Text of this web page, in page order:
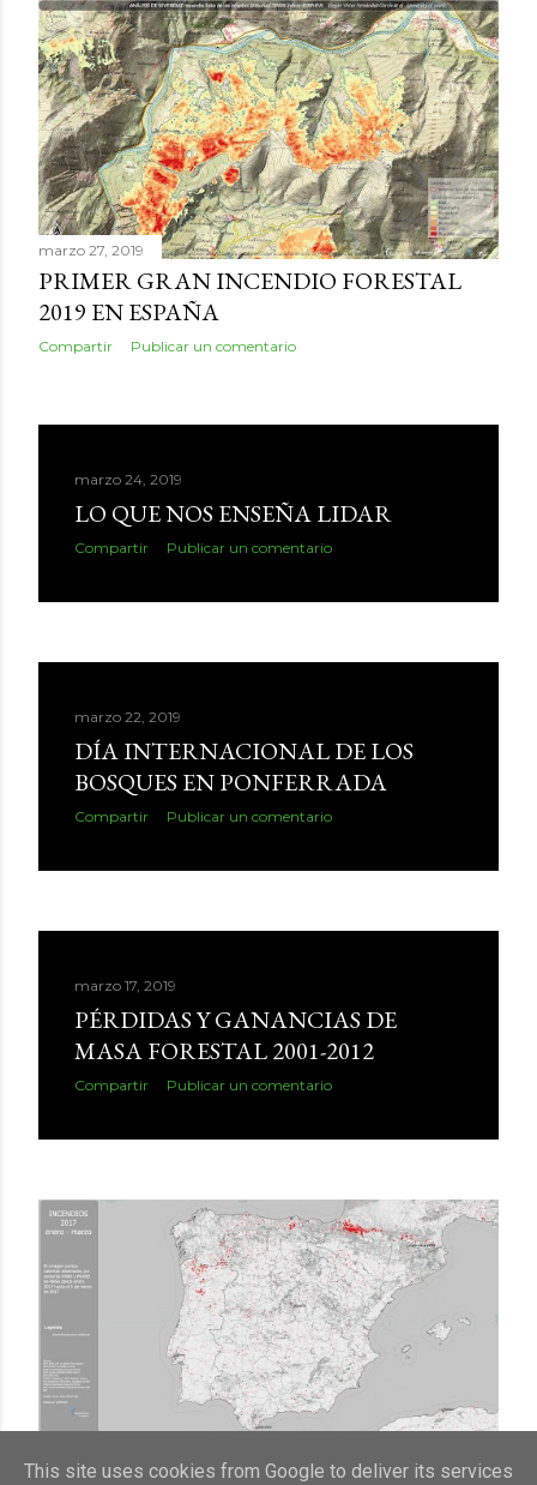
marzo 27, 2019
PRIMER GRAN INCENDIO FORESTAL
2019 EN ESPAÑA
Compartir Publicar un comentario
marzo 24, 2019
LO QUE NOS ENSEÑA LIDAR
Compartir Publicar un comentario
marzo 22, 2019
DÍA INTERNACIONAL DE LOS
BOSQUES EN PONFERRADA
Compartir Publicar un comentario
marzo 17, 2019
PÉRDIDAS Y GANANCIAS DE
MASA FORESTAL 2001-2012
Compartir Publicar un comentario
This site uses cookies from Google to deliver its services